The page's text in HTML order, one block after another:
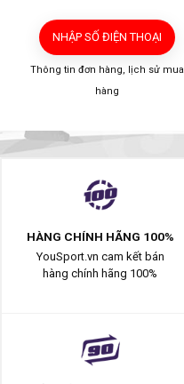
NHẬP SỐ ĐIỆN THOẠI
Thông tin đơn hàng, lịch sử mua
hàng
HÀNG CHÍNH HÃNG 100%
YouSport.vn cam kết bán
hàng chính hãng 100%